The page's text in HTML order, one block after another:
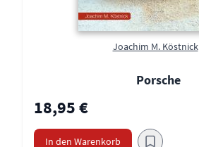
Joachim M. Köstnick
Porsche
18,95 €
In den Warenkorb